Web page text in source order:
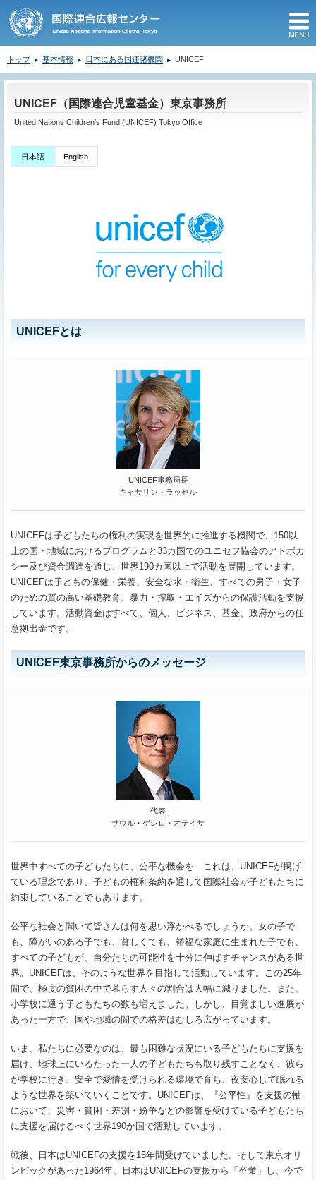
トップ 基本情報 日本にある国連諸機関 UNICEF
UNICEF（国際連合児童基金）東京事務所
United Nations Children's Fund (UNICEF) Tokyo Office
日本語 English
UNICEFとは
UNICEF事務局長
キャサリン・ラッセル
UNICEFは子どもたちの権利の実現を世界的に推進する機関で、150以
上の国・地域におけるプログラムと33カ国でのユニセフ協会のアドボカ
シー及び資金調達を通じ、世界190カ国以上で活動を展開しています。
UNICEFは子どもの保健・栄養、安全な水・衛生、すべての男子・女子
のための質の高い基礎教育、暴力・搾取・エイズからの保護活動を支援
しています。活動資金はすべて、個人、ビジネス、基金、政府からの任
意拠出金です。
UNICEF東京事務所からのメッセージ
代表
サウル・ゲレロ・オテイサ
世界中すべての子どもたちに、公平な機会を―これは、UNICEFが掲げ
ている理念であり、子どもの権利条約を通して国際社会が子どもたちに
約束していることでもあります。
公平な社会と聞いて皆さんは何を思い浮かべるでしょうか。女の子で
も、障がいのある子でも、貧しくても、裕福な家庭に生まれた子でも、
すべての子どもが、自分たちの可能性を十分に伸ばすチャンスがある世
界。UNICEFは、そのような世界を目指して活動しています。この25年
間で、極度の貧困の中で暮らす人々の割合は大幅に減りました。また、
小学校に通う子どもたちの数も増えました。しかし、目覚ましい進展が
あった一方で、国や地域の間での格差はむしろ広がっています。
いま、私たちに必要なのは、最も困難な状況にいる子どもたちに支援を
届け、地球上にいるたった一人の子どもたちも取り残すことなく、彼ら
が学校に行き、安全で愛情を受けられる環境で育ち、夜安心して眠れる
ような世界を築いていくことです。UNICEFは、『公平性』を支援の軸
において、災害・貧困・差別・紛争などの影響を受けている子どもたち
に支援を届けるべく世界190か国で活動しています。
戦後、日本はUNICEFの支援を15年間受けていました。そして東京オリ
ンピックがあった1964年、日本はUNICEFの支援から「卒業」し、今で